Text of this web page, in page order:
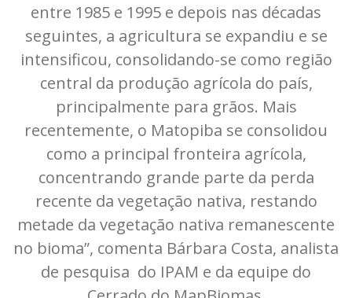
entre 1985 e 1995 e depois nas décadas
seguintes, a agricultura se expandiu e se
intensificou, consolidando-se como região
central da produção agrícola do país,
principalmente para grãos. Mais
recentemente, o Matopiba se consolidou
como a principal fronteira agrícola,
concentrando grande parte da perda
recente da vegetação nativa, restando
metade da vegetação nativa remanescente
no bioma”, comenta Bárbara Costa, analista
de pesquisa do IPAM e da equipe do